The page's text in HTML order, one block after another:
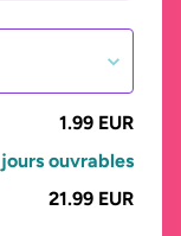
1.99 EUR
jours ouvrables
21.99 EUR